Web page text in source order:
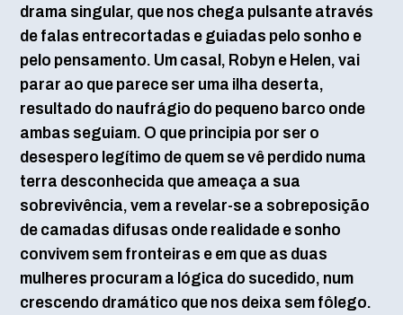
drama singular, que nos chega pulsante através
de falas entrecortadas e guiadas pelo sonho e
pelo pensamento. Um casal, Robyn e Helen, vai
parar ao que parece ser uma ilha deserta,
resultado do naufrágio do pequeno barco onde
ambas seguiam. O que principia por ser o
desespero legítimo de quem se vê perdido numa
terra desconhecida que ameaça a sua
sobrevivência, vem a revelar-se a sobreposição
de camadas difusas onde realidade e sonho
convivem sem fronteiras e em que as duas
mulheres procuram a lógica do sucedido, num
crescendo dramático que nos deixa sem fôlego.